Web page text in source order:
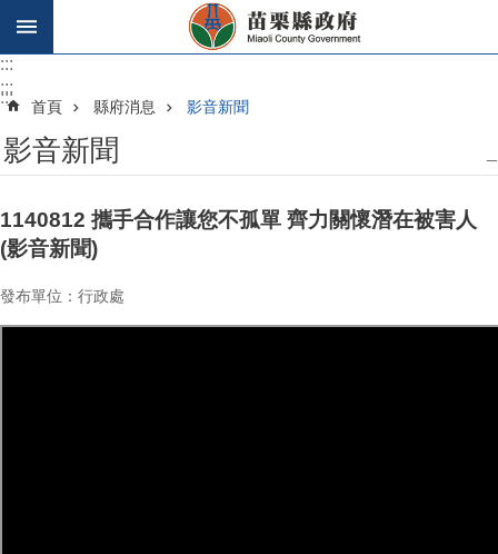
跳到主要內容區塊
:::
:::
::: 首頁 縣府消息 影音新聞
影音新聞
1140812 攜手合作讓您不孤單 齊力關懷潛在被害人
(影音新聞)
發布單位：行政處